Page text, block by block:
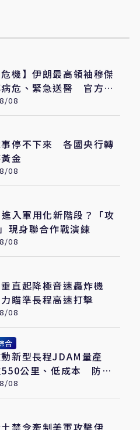
危機】伊朗最高領袖穆傑
危、緊急送醫 官方未
08
停不下來 各國央行轉
金
08
入軍用化新階段？「攻
現身聯合作戰演練
08
直起降極音速轟炸機
瞄準長程高速打擊
08
合
新型長程JDAM量產
550公里、低成本 防區
利器
08
禁令牽制美軍攻擊伊